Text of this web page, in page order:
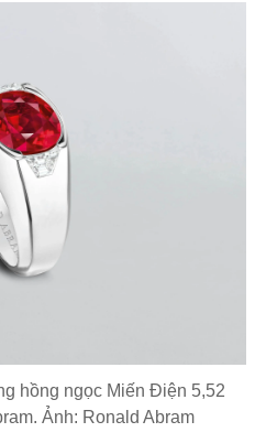
hồng ngọc Miến Điện 5,52
Ảnh: Ronald Abram